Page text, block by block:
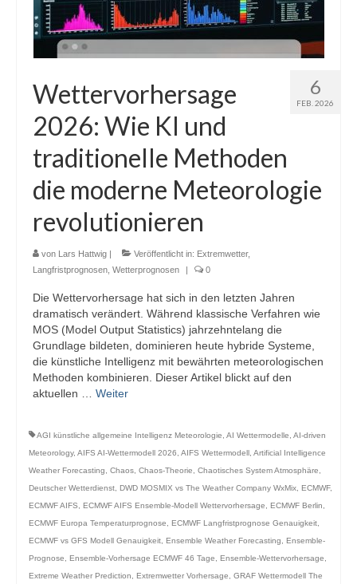
6
FEB. 2026
Wettervorhersage
2026: Wie KI und
traditionelle Methoden
die moderne Meteorologie
revolutionieren
von Lars Hattwig | Veröffentlicht in: Extremwetter,
Langfristprognosen Wetterprognosen | 0
Die Wettervorhersage hat sich in den letzten Jahren
dramatisch verändert. Während klassische Verfahren wie
MOS (Model Output Statistics) jahrzehntelang die
Grundlage bildeten, dominieren heute hybride Systeme,
die künstliche Intelligenz mit bewährten meteorologischen
Methoden kombinieren. Dieser Artikel blickt auf den
aktuellen … Weiter
AGI künstliche allgemeine Intelligenz Meteorologie AI Wettermodelle AI-driven
Meteorology, AIFS AI-Wettermodell 2026 AIFS Wettermodell Artificial Intelligence
Weather Forecasting
Chaos Chaos-Theorie Chaotisches System Atmosphäre
Deutscher Wetterdienst DWD MOSMIX vs The Weather Company WxMix ECMWF,
ECMWF AIFS
ECMWF AIFS Ensemble-Modell Wettervorhersage ECMWF Berlin
ECMWF Europa Temperaturprognose
ECMWF Langfristprognose Genauigkeit
ECMWF vs GFS Modell Genauigkeit Ensemble Weather Forecasting
Ensemble-
Prognose
Ensemble-Vorhersage ECMWF 46 Tage Ensemble-Wettervorhersage
Extreme Weather Prediction
Extremwetter Vorhersage GRAF Wettermodell The